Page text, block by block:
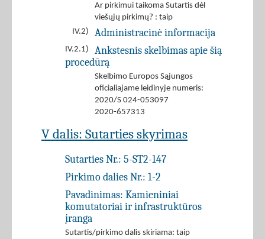
Ar pirkimui taikoma Sutartis dėl
viešųjų pirkimų? : taip
IV.2)
Administracinė informacija
IV.2.1)
Ankstesnis skelbimas apie šią
procedūrą
Skelbimo Europos Sąjungos
oficialiajame leidinyje numeris:
2020/S 024-053097
2020-657313
V dalis: Sutarties skyrimas
Sutarties Nr.: 5-ST2-147
Pirkimo dalies Nr.: 1-2
Pavadinimas: Kamieniniai
komutatoriai ir infrastruktūros
įranga
Sutartis/pirkimo dalis skiriama: taip